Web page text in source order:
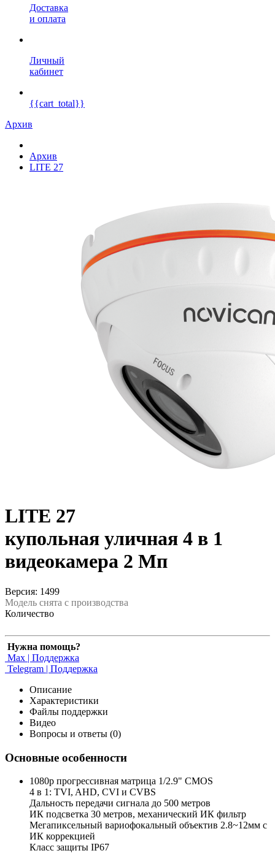
Доставка
и оплата
Личный
кабинет
{{cart_total}}
Архив
Архив
LITE 27
LITE 27
купольная уличная 4 в 1
видеокамера 2 Мп
Версия: 1499
Модель снята с производства
Количество
Нужна помощь?
Max | Поддержка
Telegram | Поддержка
Описание
Характеристики
Файлы поддержки
Видео
Вопросы и ответы (0)
Основные особенности
1080p прогрессивная матрица 1/2.9" CMOS
4 в 1: TVI, AHD, CVI и CVBS
Дальность передачи сигнала до 500 метров
ИК подсветка 30 метров, механический ИК фильтр
Мегапиксельный вариофокальный объектив 2.8~12мм с
ИК коррекцией
Класс защиты IP67